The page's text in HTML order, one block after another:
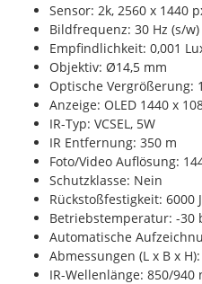
Sensor: 2k, 2560 x 1440
Bildfrequenz: 30 Hz (s/w)
Empfindlichkeit: 0,001
Objektiv: Ø14,5 mm
Optische Vergrößerung:
Anzeige: OLED 1440 x
IR-Typ: VCSEL, 5W
IR Entfernung: 350 m
Foto/Video Auflösung:
Schutzklasse: Nein
Rückstoßfestigkeit: 6000 J
Betriebstemperatur: -30
Automatische
Abmessungen (L x B x
IR-Wellenlänge: 850/940